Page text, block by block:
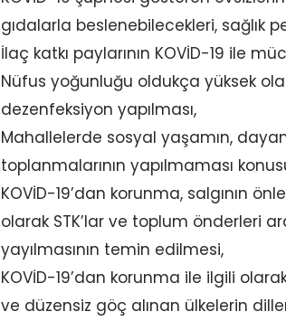
gıdalarla beslenebilecekleri, sağlık
İlaç katkı paylarının KOVİD-19 ile
Nüfus yoğunluğu oldukça yüksek
dezenfeksiyon yapılması,
Mahallelerde sosyal yaşamın,
toplanmalarının yapılmaması
KOVİD-19’dan korunma, salgının
olarak STK’lar ve toplum önderleri
yayılmasının temin edilmesi,
KOVİD-19’dan korunma ile ilgili
ve düzensiz göç alınan ülkelerin